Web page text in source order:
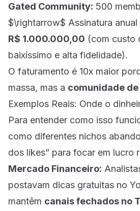
Gated Community: 500
$\rightarrow$ Assinatura
R$ 1.000.000,00 (com custo
baixíssimo e alta fidelidade).
O faturamento é 10x maior
massa, mas a comunidade
Exemplos Reais: Onde o
Para entender como isso
como diferentes nichos
dos likes” para focar em lucro
Mercado Financeiro:
postavam dicas gratuitas no
mantêm canais fechados no